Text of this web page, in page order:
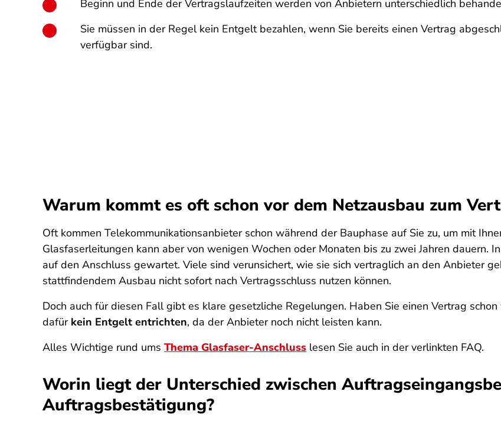
Beginn und Ende der Vertragslaufzeiten werden von Anbietern unterschiedlich
Sie müssen in der Regel kein Entgelt bezahlen, wenn Sie bereits einen Vertrag
verfügbar sind.
Warum kommt es oft schon vor dem Netzausbau zum
Oft kommen Telekommunikationsanbieter schon während der Bauphase auf Sie zu, um mit
Glasfaserleitungen kann aber von wenigen Wochen oder Monaten bis zu zwei Jahren dauern.
auf den Anschluss gewartet. Viele sind verunsichert, wie sie sich vertraglich an den Anbieter
stattfindendem Ausbau nicht sofort nach Vertragsschluss nutzen können.
Doch auch für diesen Fall gibt es klare gesetzliche Regelungen. Haben Sie einen Vertrag
dafür kein Entgelt entrichten, da der Anbieter noch nicht leisten kann.
Alles Wichtige rund ums Thema Glasfaser-Anschluss lesen Sie auch in der verlinkten FAQ.
Worin liegt der Unterschied zwischen
Auftragsbestätigung?